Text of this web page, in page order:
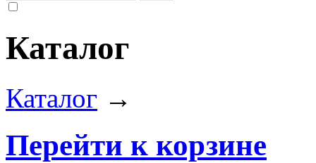
Каталог
Каталог →
Перейти к корзине